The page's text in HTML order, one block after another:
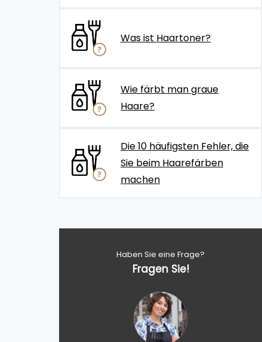
Was ist Haartoner?
Wie färbt man graue
Haare?
Die 10 häufigsten Fehler, die
Sie beim Haarefärben
machen
Haben Sie eine Frage?
Fragen Sie!